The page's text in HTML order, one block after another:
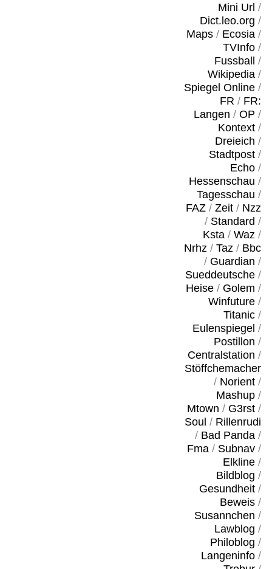
Mini Url /
Dict.leo.org /
Maps/ Ecosia/
TVInfo/
Fussball
/
Wikipedia/
Spiegel Online/
FR / FR:
Langen / OP /
Kontext/
Dreieich /
Stadtpost/
Echo/
Hessenschau /
Tagesschau /
FAZ/ Zeit/ Nzz
/ Standard /
Ksta/ Waz/
Nrhz/ Taz/ Bbc
/ Guardian /
Sueddeutsche/
Heise/ Golem /
Winfuture/
Titanic/
Eulenspiegel /
Postillon /
Centralstation /
Stöffchemacher
/ Norient/
Mashup/
Mtown / G3rst/
Soul / Rillenrudi
/ Bad Panda/
Fma/ Subnav/
Elkline/
Bildblog /
Gesundheit/
Beweis/
Susannchen /
Lawblog /
Philoblog /
Langeninfo/